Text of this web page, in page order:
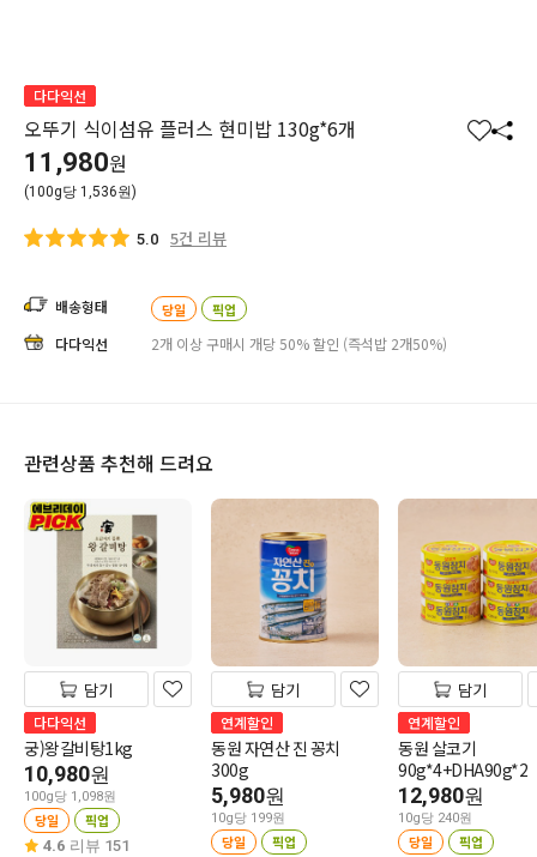
다다익선
오뚜기 식이섬유 플러스 현미밥 130g*6개
찜 공
11,980원
(100g당 1,536원)
5.0 5건 리뷰
배송형태 당일 픽업
다다익선 2개 이상 구매시 개당 50% 할인 (즉석밥 2개50%)
관련상품 추천해 드려요
담기
다다익선
궁)왕갈비탕1kg
10,980원
100g당 1,098원
당일 픽업
4.6 리뷰 151
담기
연계할인
동원 자연산 진 꽁치
300g
5,980원
10g당 199원
당일 픽업
담기
연계할인
동원 살코기
90g*4+DHA90g*2
12,980원
10g당 240원
당일 픽업